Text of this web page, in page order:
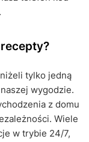
tylko jedną
wygodzie.
z domu
Wiele
w trybie 24/7,